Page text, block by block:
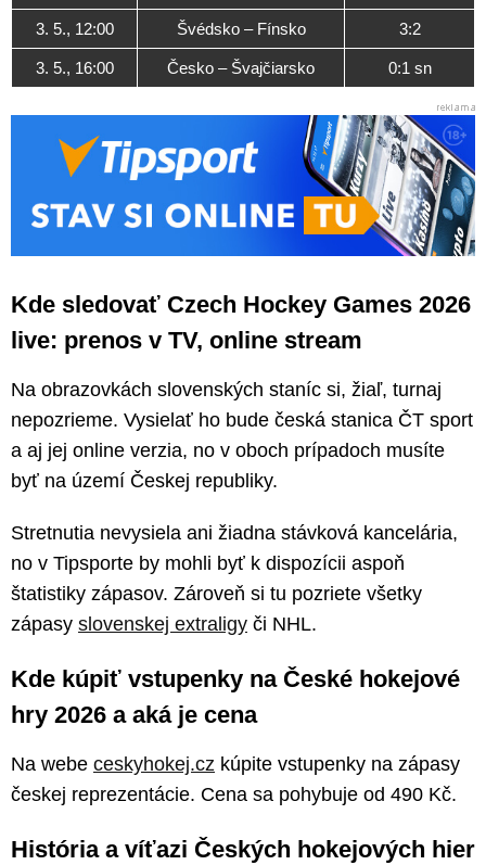
3. 5., 12:00 Švédsko – Fínsko 3:2
3. 5., 16:00 Česko – Švajčiarsko 0:1 sn
Kde sledovať Czech Hockey Games 2026
live: prenos v TV, online stream
Na obrazovkách slovenských staníc si, žiaľ, turnaj
nepozrieme. Vysielať ho bude česká stanica ČT sport
a aj jej online verzia, no v oboch prípadoch musíte
byť na území Českej republiky.
Stretnutia nevysiela ani žiadna stávková kancelária,
no v Tipsporte by mohli byť k dispozícii aspoň
štatistiky zápasov. Zároveň si tu pozriete všetky
zápasy slovenskej extraligy či NHL.
Kde kúpiť vstupenky na České hokejové
hry 2026 a aká je cena
Na webe ceskyhokej.cz kúpite vstupenky na zápasy
českej reprezentácie. Cena sa pohybuje od 490 Kč.
História a víťazi Českých hokejových hier